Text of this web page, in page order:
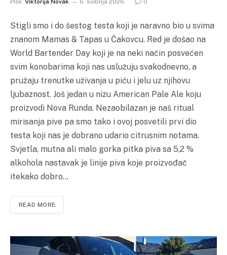
Piše: Viktorija Novak 6. svibnja 2026. 0
Stigli smo i do šestog testa koji je naravno bio u svima
znanom Mamas & Tapas u Čakovcu. Red je došao na
World Bartender Day koji je na neki način posvećen
svim konobarima koji nas uslužuju svakodnevno, a
pružaju trenutke uživanja u piću i jelu uz njihovu
ljubaznost. Još jedan u nizu American Pale Ale koju
proizvodi Nova Runda. Nezaobilazan je naš ritual
mirisanja pive pa smo tako i ovoj posvetili prvi dio
testa koji nas je dobrano udario citrusnim notama.
Svjetla, mutna ali malo gorka pitka piva sa 5,2 %
alkohola nastavak je linije piva koje proizvođač
itekako dobro…
READ MORE